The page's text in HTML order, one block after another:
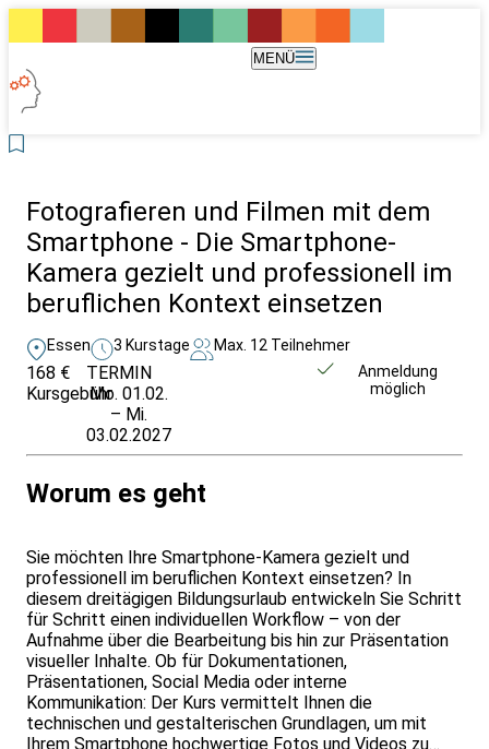
MENÜ
Fotografieren und Filmen mit dem
Smartphone - Die Smartphone-
Kamera gezielt und professionell im
beruflichen Kontext einsetzen
Essen 3 Kurstage Max. 12 Teilnehmer
168 €
Kursgebühr
TERMIN
Mo. 01.02.
– Mi.
03.02.2027
Anmeldung
möglich
Worum es geht
Sie möchten Ihre Smartphone-Kamera gezielt und
professionell im beruflichen Kontext einsetzen? In
diesem dreitägigen Bildungsurlaub entwickeln Sie Schritt
für Schritt einen individuellen Workflow – von der
Aufnahme über die Bearbeitung bis hin zur Präsentation
visueller Inhalte. Ob für Dokumentationen,
Präsentationen, Social Media oder interne
Kommunikation: Der Kurs vermittelt Ihnen die
technischen und gestalterischen Grundlagen, um mit
Ihrem Smartphone hochwertige Fotos und Videos zu